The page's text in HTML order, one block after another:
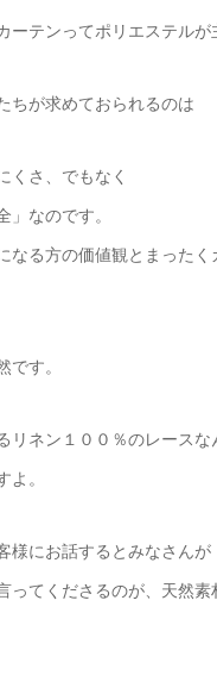
テンってポリエステルが
ちが求めておられるのは
くさ、でもなく
」なのです。
なる方の価値観とまったく
です。
リネン１００％のレースな
よ。
様にお話するとみなさんが
ってくださるのが、天然素